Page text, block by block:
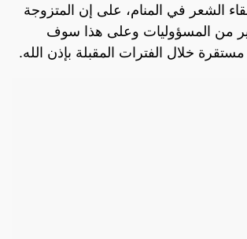
الشعر في المنام، على إن المتزوجة
من المسؤوليات وعلى هذا سوف
خلال الفترات المقبلة بإذن الله.